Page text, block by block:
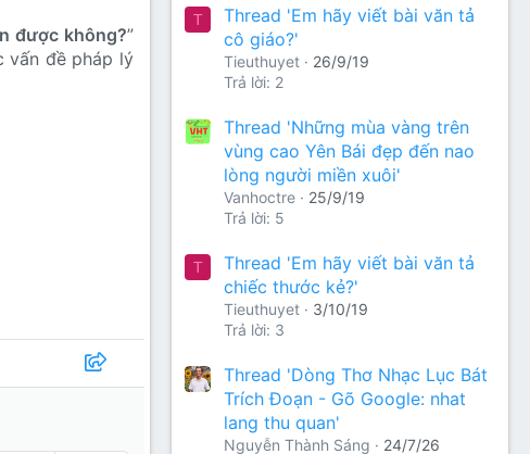
được không?”
vấn đề pháp lý
T
Thread 'Em hãy viết bài văn tả
cô giáo?'
Tieuthuyet
26/9/19
Trả lời: 2
Thread 'Những mùa vàng trên
vùng cao Yên Bái đẹp đến nao
lòng người miền xuôi'
Vanhoctre
25/9/19
Trả lời: 5
T
Thread 'Em hãy viết bài văn tả
chiếc thước kẻ?'
Tieuthuyet
3/10/19
Trả lời: 3
Thread 'Dòng Thơ Nhạc Lục Bát
Trích Đoạn - Gõ Google: nhat
lang thu quan'
Nguyễn Thành Sáng
24/7/26